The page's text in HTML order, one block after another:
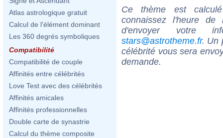
Atlas astrologique gratuit
Calcul de l'élément dominant
Les 360 degrés symboliques
Compatibilité
Compatibilité de couple
Affinités entre célébrités
Love Test avec des célébrités
Affinités amicales
Affinités professionnelles
Double carte de synastrie
Calcul du thème composite
Ce thème est
connaissez l'heure de
d'envoyer votre
stars@astrotheme.fr. Un
célébrité vous sera
demande.